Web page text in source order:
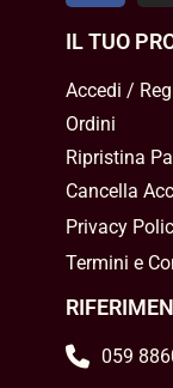
IL TUO
Accedi /
Ordini
Ripristina
Cancella
Privacy
Termini e
059